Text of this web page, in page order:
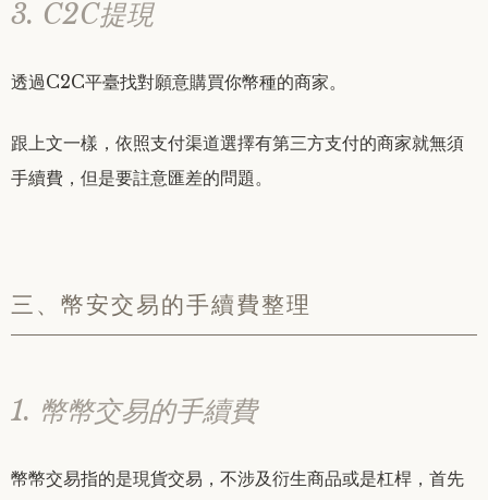
3. C2C提現
透過C2C平臺找對願意購買你幣種的商家。
跟上文一樣，依照支付渠道選擇有第三方支付的商家就無須
手續費，但是要註意匯差的問題。
三、幣安交易的手續費整理
1. 幣幣交易的手續費
幣幣交易指的是現貨交易，不涉及衍生商品或是杠桿，首先